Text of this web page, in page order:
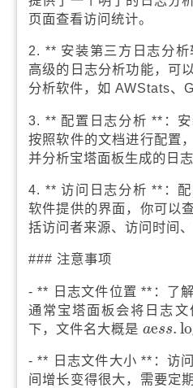
页面查看访问统计。
2. ** 安装第三方日志分
高级的日志分析功能，可
分析软件，如 AWStats、
3. ** 配置日志分析 **：
按照软件的文档进行配置
并分析宝塔面板生成的日志
4. ** 访问日志分析 **：
软件提供的界面，你可以
括访问者来源、访问时间
### 注意事项
- ** 日志文件位置 **：了
通常宝塔面板会将日志
下，文件名大概是 aess.
a
e
s
s.
log
- ** 日志文件大小 **：访
间增长变得很大，需要定